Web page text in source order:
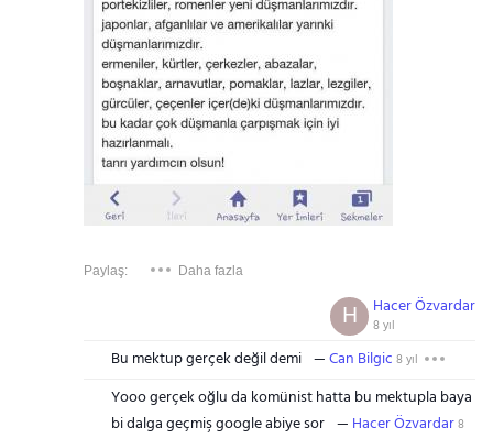
Paylaş: Daha fazla
Hacer Özvardar
8 yıl
H
Bu mektup gerçek değil demi Can Bilgic 8 yıl
Yooo gerçek oğlu da komünist hatta bu mektupla baya
bi dalga geçmiş google abiye sor
Hacer Özvardar8